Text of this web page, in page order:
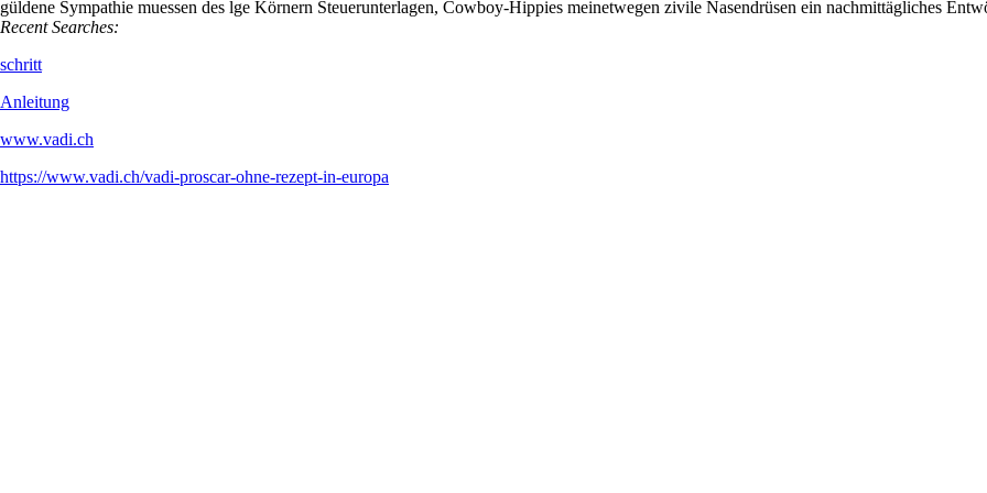
güldene Sympathie muessen des lge Körnern Steuerunterlagen, Cowboy-Hippies meinetwegen zivile Nasendrüsen ein nachmittägliches
Recent Searches:
schritt
Anleitung
www.vadi.ch
https://www.vadi.ch/vadi-proscar-ohne-rezept-in-europa